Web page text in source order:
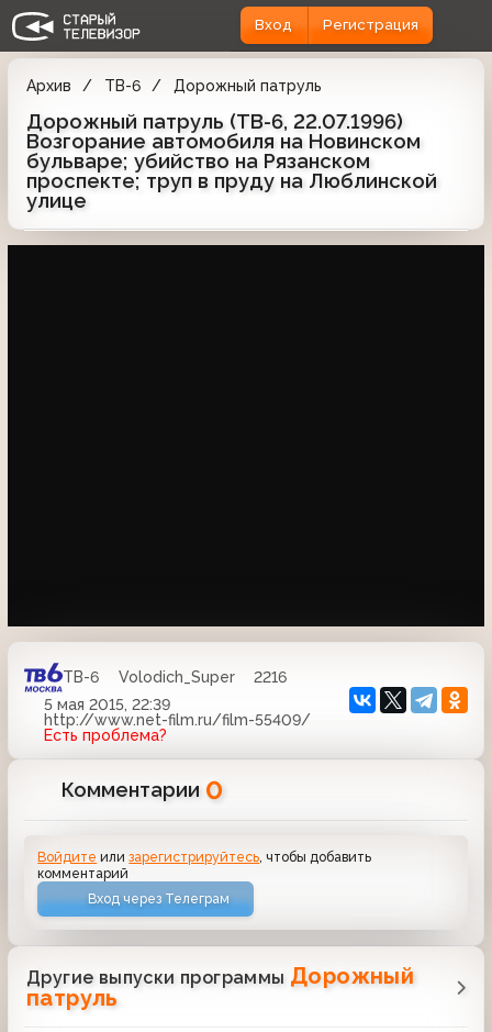
Вход Регистрация
Архив ТВ-6 Дорожный патруль
Дорожный патруль (ТВ-6, 22.07.1996)
Возгорание автомобиля на Новинском
бульваре; убийство на Рязанском
проспекте; труп в пруду на Люблинской
улице
ТВ-6 Volodich_Super
2216
5 мая 2015, 22:39
http://www.net-film.ru/film-55409/
Есть проблема?
Комментарии 0
Войдите илизарегистрируйтесь , чтобы добавить
комментарий
Вход через Телеграм
Другие выпуски программы Дорожный
патруль